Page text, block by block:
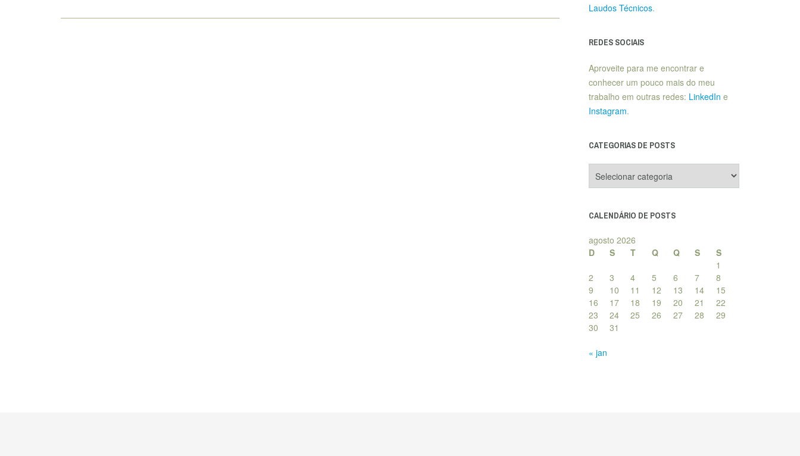
Laudos Técnicos.
REDES SOCIAIS
Aproveite para me encontrar e
conhecer um pouco mais do meu
trabalho em outras redes: LinkedIn e
Instagram.
CATEGORIAS DE POSTS
de
CALENDÁRIO DE POSTS
agosto 2026
D
S T Q Q S
S
1
2
3 4 5 6 7
8
9
10 11 12 13 14
15
16
17 18 19 20 21
22
23
24 25 26 27 28
29
30
31
« jan